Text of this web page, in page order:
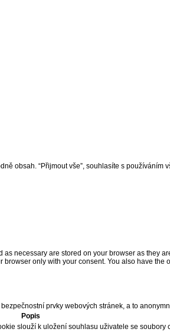
obsah. “Přijmout vše”, souhlasíte s používáním
necessary are stored on your browser as they
only with your consent. You also have the
prvky webových stránek, a to
Popis
slouží k uložení souhlasu uživatele se soubory